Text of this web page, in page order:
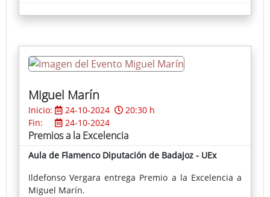
Miguel Marín
Inicio: 24-10-2024
20:30 h
Fin:
24-10-2024
Premios a la Excelencia
Aula de Flamenco Diputación de Badajoz - UEx
Ildefonso Vergara entrega Premio a la Excelencia a
Miguel Marín.